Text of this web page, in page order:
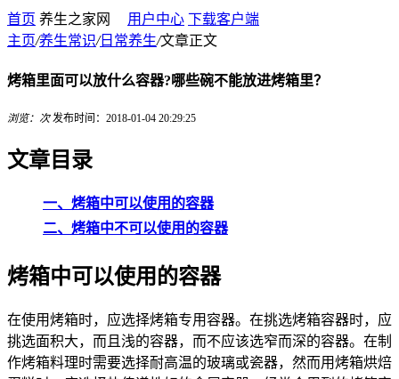
首页 养生之家网 用户中心 下载客户端
主页/养生常识/日常养生/文章正文
烤箱里面可以放什么容器?哪些碗不能放进烤箱里？
浏览： 次 发布时间：2018-01-04 20:29:25
文章目录
一、烤箱中可以使用的容器
二、 烤箱中不可以使用的容器
烤箱中可以使用的容器
在使用烤箱时，应选择烤箱专用容器。在挑选烤箱容器时，应
挑选面积大，而且浅的容器，而不应该选窄而深的容器。在制
作烤箱料理时需要选择耐高温的玻璃或瓷器，然而用烤箱烘焙